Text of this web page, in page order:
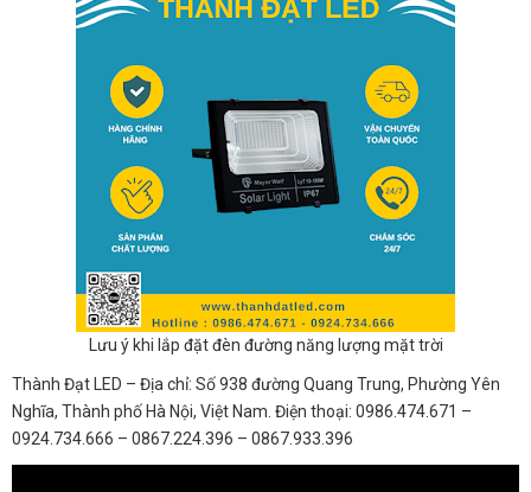
Lưu ý khi lắp đặt đèn đường năng lượng mặt trời
Thành Đạt LED – Địa chỉ: Số 938 đường Quang Trung, Phường Yên
Nghĩa, Thành phố Hà Nội, Việt Nam. Điện thoại: 0986.474.671 –
0924.734.666 – 0867.224.396 – 0867.933.396